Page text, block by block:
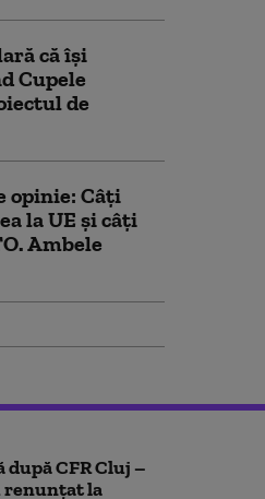
că îşi
Cupele
de
opinie: Câți
la UE și câți
Ambele
CFR Cluj –
renunțat la